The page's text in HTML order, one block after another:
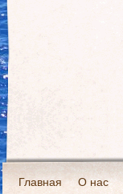
Главная О нас